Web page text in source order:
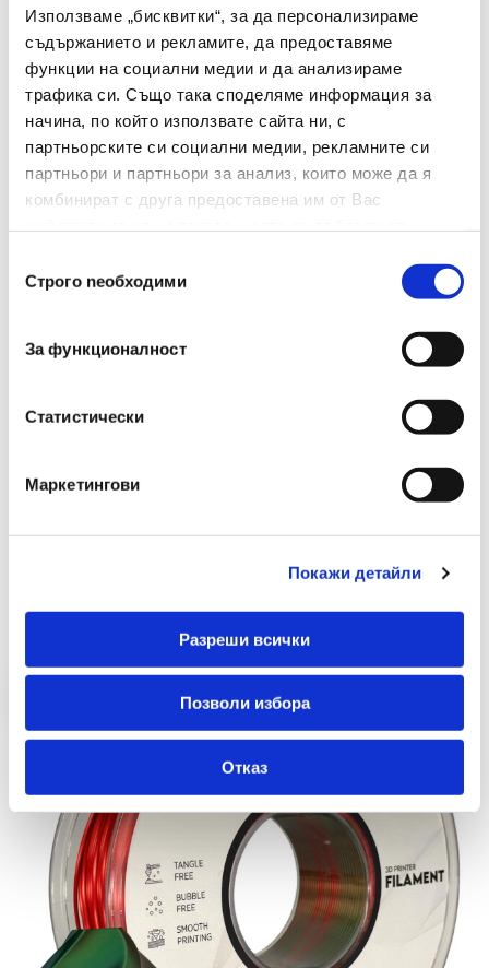
Използваме „бисквитки“, за да персонализираме
съдържанието и рекламите, да предоставяме
функции на социални медии и да анализираме
трафика си. Също така споделяме информация за
начина, по който използвате сайта ни, с
партньорските си социални медии, рекламните си
партньори и партньори за анализ, които може да я
комбинират с друга предоставена им от Вас
наСтрого nеобходими
За функционалност
Статистически
Маркетингови
Покажи детайли
Разреши всички
Позволи избора
Отказ
Филамент за 3D принтер, Professional Lab,
PLA Silk, 1.75мм, 1кг, Tri Color, многоцветен